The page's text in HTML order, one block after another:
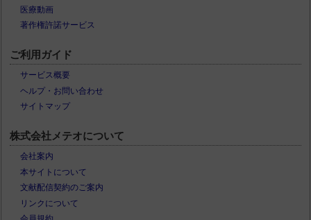
医療動画
著作権許諾サービス
ご利用ガイド
サービス概要
ヘルプ・お問い合わせ
サイトマップ
株式会社メテオについて
会社案内
本サイトについて
文献配信契約のご案内
リンクについて